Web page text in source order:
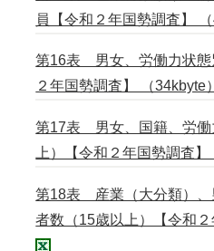
員【令和２年国勢調査】 （
第16表 男女、労働力状態
２年国勢調査】 （34kbyte）
第17表 男女、国籍、労働
上）【令和２年国勢調査】
第18表 産業（大分類）、
者数（15歳以上）【令和２